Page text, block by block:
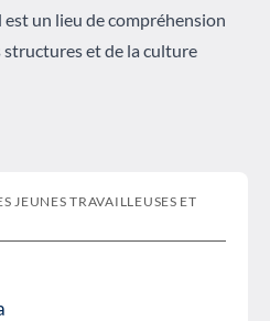
un lieu de compréhension
structures et de la culture
JEUNES TRAVAILLEUSES ET